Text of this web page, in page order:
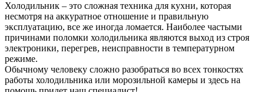
Холодильник – это сложная техника для кухни, которая
несмотря на аккуратное отношение и правильную
эксплуатацию, все же иногда ломается. Наиболее частыми
причинами поломки холодильника являются выход из строя
электроники, перегрев, неисправности в температурном
режиме.
Обычному человеку сложно разобраться во всех тонкостях
работы холодильника или морозильной камеры и здесь на